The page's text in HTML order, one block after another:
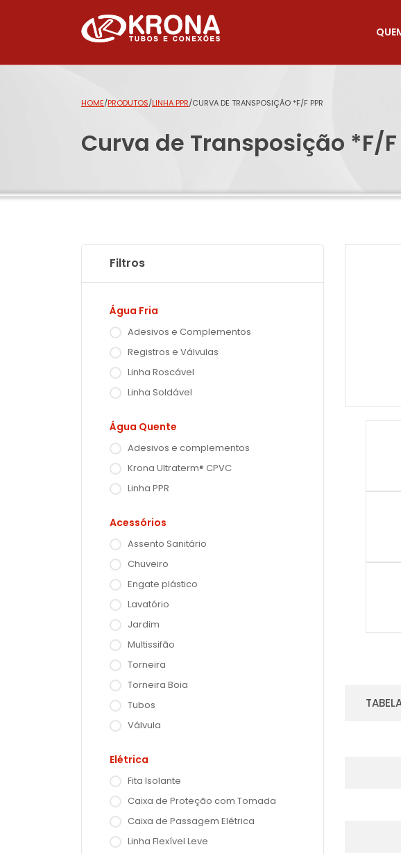
HOME/PRODUTOS/LINHA PPR/CURVA DE TRANSPOSIÇÃO *F/F PPR
Curva de Transposição *F/F
Filtros
Água Fria
Adesivos e Complementos
Registros e Válvulas
Linha Roscável
Linha Soldável
Água Quente
Adesivos e complementos
Krona Ultraterm® CPVC
Linha PPR
Acessórios
Assento Sanitário
Chuveiro
Engate plástico
Lavatório
Jardim
Multissifão
Torneira
Torneira Boia
Tubos
Válvula
Elétrica
Fita Isolante
Caixa de Proteção com Tomada
Caixa de Passagem Elétrica
Linha Flexível Leve